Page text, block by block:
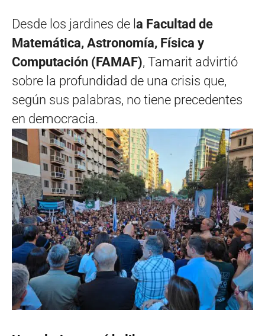
Desde los jardines de l a Facultad de
Matemática, Astronomía, Física y
Computación (FAMAF), Tamarit advirtió
sobre la profundidad de una crisis que,
según sus palabras, no tiene precedentes
en democracia.